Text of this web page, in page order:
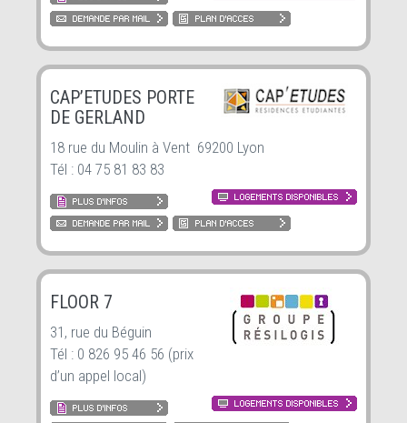
CAP’ETUDES PORTE
DE GERLAND
18 rue du Moulin à Vent 69200 Lyon
Tél : 04 75 81 83 83
FLOOR 7
31, rue du Béguin
Tél : 0 826 95 46 56 (prix
d’un appel local)